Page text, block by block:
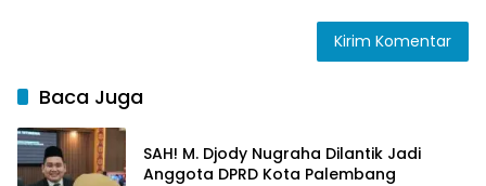
Baca Juga
SAH! M. Djody Nugraha Dilantik Jadi
Anggota DPRD Kota Palembang